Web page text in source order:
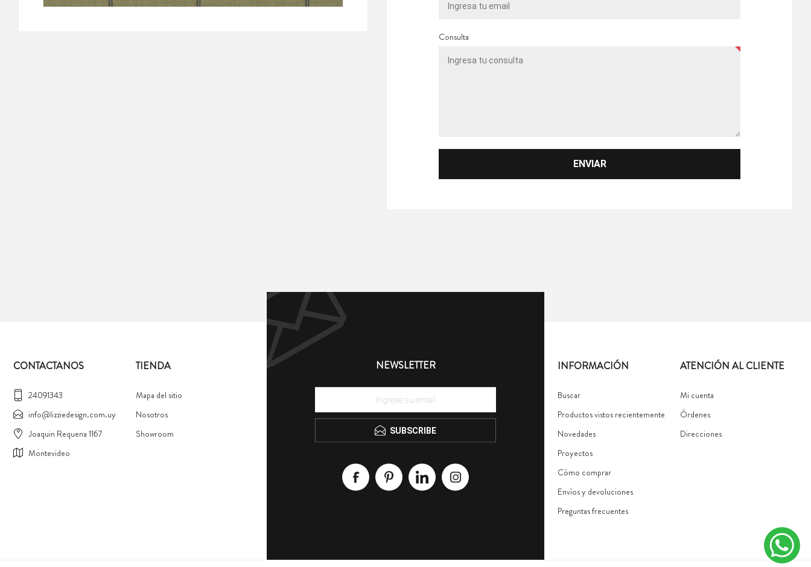
Consulta
NEWSLETTER
SUBSCRIBE
CONTACTANOS
24091343
info@lizziedesign.com.uy
Joaquin Requena 1167
Montevideo
TIENDA
Mapa del sitio
Nosotros
Showroom
INFORMACIÓN
Buscar
Productos vistos recientemente
Novedades
Proyectos
Cómo comprar
Envíos y devoluciones
Preguntas frecuentes
ATENCIÓN AL CLIENTE
Mi cuenta
Órdenes
Direcciones